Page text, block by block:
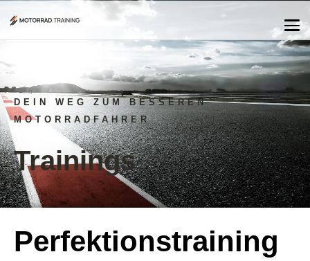
DEIN WEG ZUM BESSEREN
MOTORRADFAHRER
Trainings
Perfektionstraining